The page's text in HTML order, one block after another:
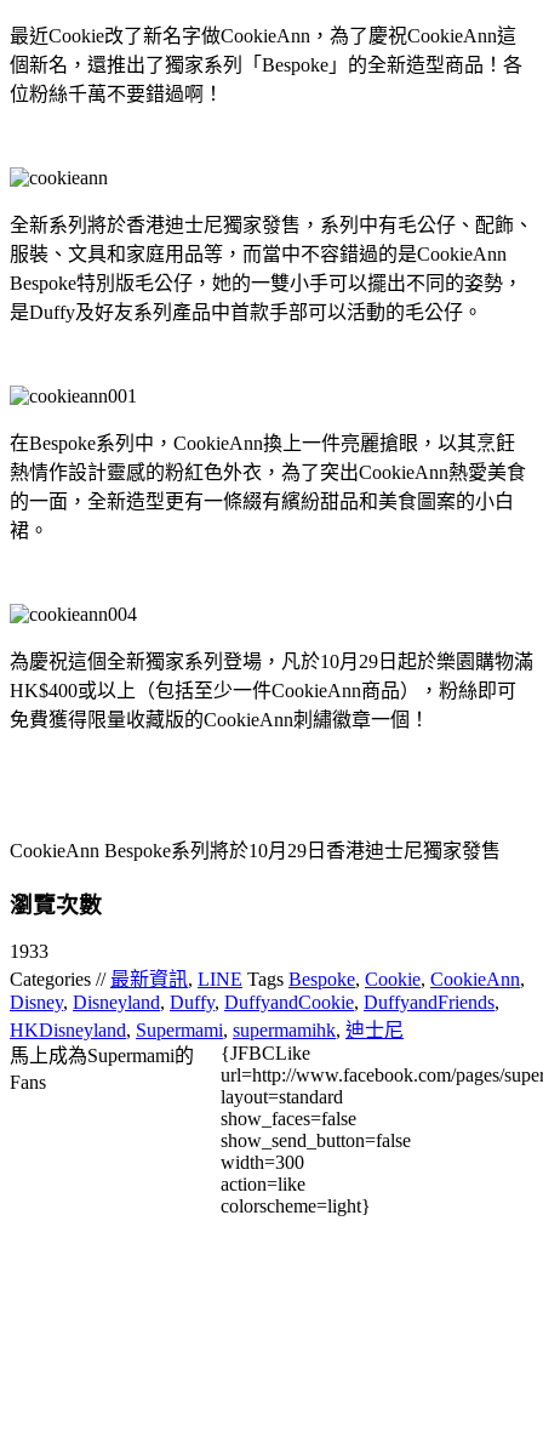
最近Cookie改了新名字做CookieAnn，為了慶祝CookieAnn這
個新名，還推出了獨家系列「Bespoke」的全新造型商品！各
位粉絲千萬不要錯過啊！
全新系列將於香港迪士尼獨家發售，系列中有毛公仔、配飾、
服裝、文具和家庭用品等，而當中不容錯過的是CookieAnn
Bespoke特別版毛公仔，她的一雙小手可以擺出不同的姿勢，
是Duffy及好友系列產品中首款手部可以活動的毛公仔。
在Bespoke系列中，CookieAnn換上一件亮麗搶眼，以其烹飪
熱情作設計靈感的粉紅色外衣，為了突出CookieAnn熱愛美食
的一面，全新造型更有一條綴有繽紛甜品和美食圖案的小白
裙。
為慶祝這個全新獨家系列登場，凡於10月29日起於樂園購物滿
HK$400或以上（包括至少一件CookieAnn商品），粉絲即可
免費獲得限量收藏版的CookieAnn刺繡徽章一個！
CookieAnn Bespoke系列將於10月29日香港迪士尼獨家發售
瀏覽次數
1933
Categories // 最新資訊, LINE Tags Bespoke, Cookie, CookieAnn,
Disney, Disneyland, Duffy, DuffyandCookie, DuffyandFriends,
HKDisneyland, Supermami, supermamihk, 迪士尼
馬上成為Supermami的
Fans
{JFBCLike
url=http://www.facebook.com/pages/
layout=standard
show_faces=false
show_send_button=false
width=300
action=like
colorscheme=light}